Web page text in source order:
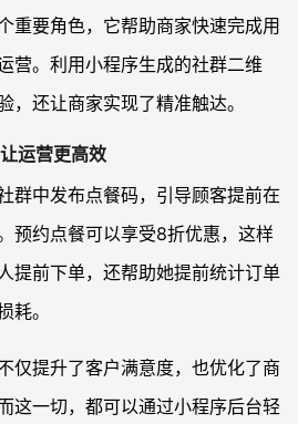
重要角色，它帮助商家快速完成用
营。利用小程序生成的社群二维
，还让商家实现了精准触达。
运营更高效
群中发布点餐码，引导顾客提前在
预约点餐可以享受8折优惠，这样
提前下单，还帮助她提前统计订单
耗。
仅提升了客户满意度，也优化了商
这一切，都可以通过小程序后台轻